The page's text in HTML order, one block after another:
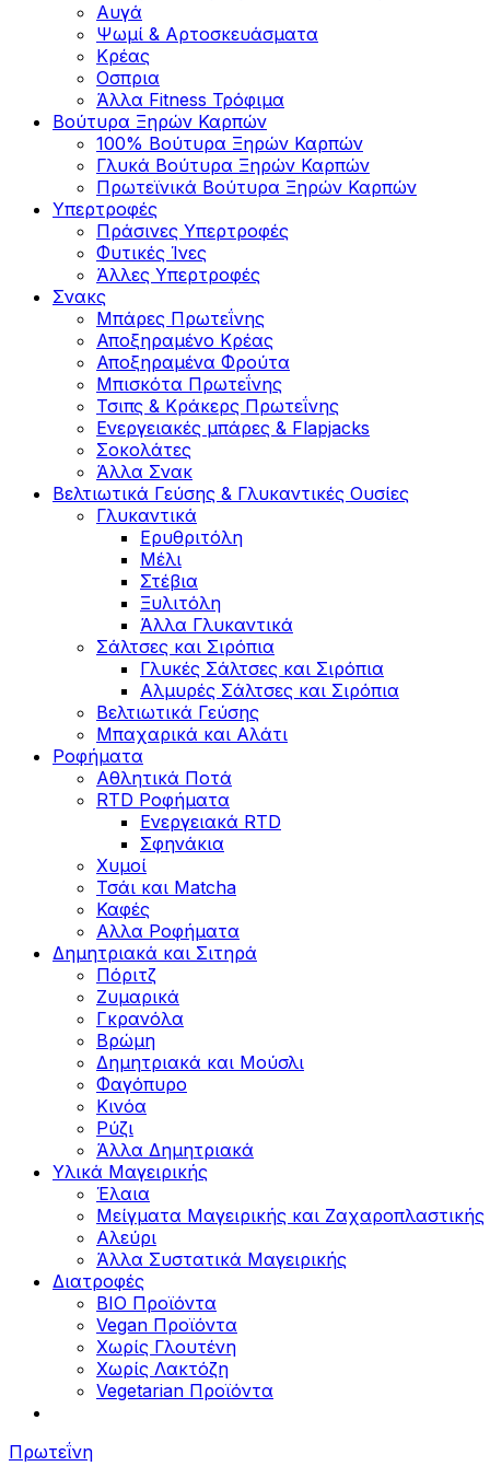
Αυγά
Ψωμί & Αρτοσκευάσματα
Κρέας
Οσπρια
Άλλα Fitness Τρόφιμα
Βούτυρα Ξηρών Καρπών
100% Βούτυρα Ξηρών Καρπών
Γλυκά Βούτυρα Ξηρών Καρπών
Πρωτεϊνικά Βούτυρα Ξηρών Καρπών
Υπερτροφές
Πράσινες Υπερτροφές
Φυτικές Ίνες
Άλλες Υπερτροφές
Σνακς
Μπάρες Πρωτεΐνης
Αποξηραμένο Κρέας
Αποξηραμένα Φρούτα
Μπισκότα Πρωτεΐνης
Τσιπς & Kράκερς Πρωτεΐνης
Ενεργειακές μπάρες & Flapjacks
Σοκολάτες
Άλλα Σνακ
Βελτιωτικά Γεύσης & Γλυκαντικές Ουσίες
Γλυκαντικά
Ερυθριτόλη
Μέλι
Στέβια
Ξυλιτόλη
Άλλα Γλυκαντικά
Σάλτσες και Σιρόπια
Γλυκές Σάλτσες και Σιρόπια
Αλμυρές Σάλτσες και Σιρόπια
Bελτιωτικά Γεύσης
Μπαχαρικά και Αλάτι
Ροφήματα
Αθλητικά Ποτά
RTD Ροφήματα
Ενεργειακά RTD
Σφηνάκια
Χυμοί
Τσάι και Matcha
Καφές
Αλλα Ροφήματα
Δημητριακά και Σιτηρά
Πόριτζ
Ζυμαρικά
Γκρανόλα
Βρώμη
Δημητριακά και Μούσλι
Φαγόπυρο
Κινόα
Ρύζι
Άλλα Δημητριακά
Υλικά Μαγειρικής
Έλαια
Μείγματα Μαγειρικής και Ζαχαροπλαστικής
Αλεύρι
Άλλα Συστατικά Μαγειρικής
Διατροφές
BIO Προϊόντα
Vegan Προϊόντα
Χωρίς Γλουτένη
Χωρίς Λακτόζη
Vegetarian Προϊόντα
Πρωτεΐνη